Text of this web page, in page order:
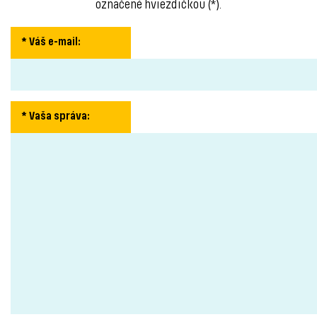
označené hviezdičkou (*).
* Váš e-mail :
* Vaša správa: